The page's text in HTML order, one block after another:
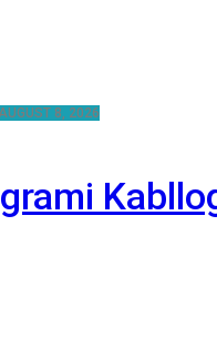
8, 2026